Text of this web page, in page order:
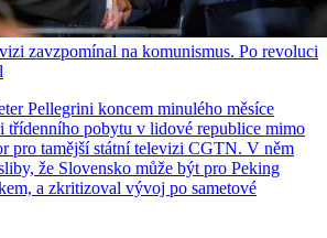
zavzpomínal na komunismus. Po revoluci
Pellegrini koncem minulého měsíce
pobytu v lidové republice mimo
pro tamější státní televizi CGTN. V něm
že Slovensko může být pro Peking
a zkritizoval vývoj po sametové